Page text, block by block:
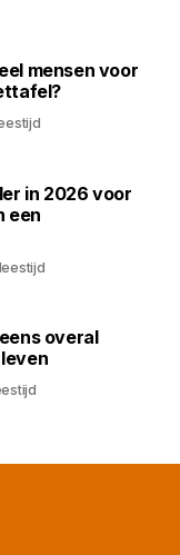
mensen voor
in 2026 voor
een
overal